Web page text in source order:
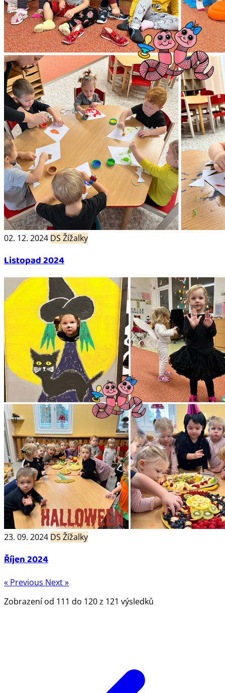
02. 12. 2024 DS Žížalky
Listopad 2024
23. 09. 2024 DS Žížalky
Říjen 2024
« Previous Next »
Zobrazení od 111 do 120z 121 výsledků